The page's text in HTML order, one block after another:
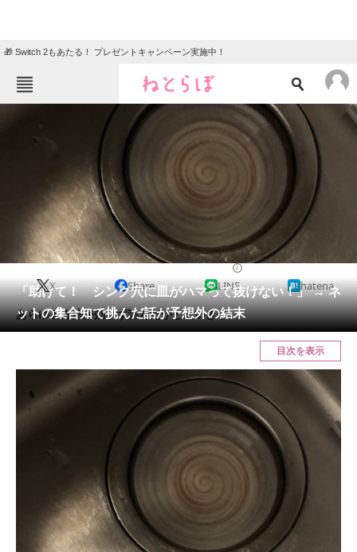
🎁 Switch 2もあたる！ プレゼントキャンペーン実施中！
ねとらぼメニュー
ニュース
クイズ
地域
住まい
動物 リサーチ
会員記事
メディア
ITの今と未来を見通す
スマホと通信の最新トレンド
進化するPCとデバイスの未来
好きが集まる 比べて選べる
ビジネスと働き方のヒント
「助けて！ シンク穴に皿がハマって抜けない！」 → ネ
ットの集合知で挑んだ話が予想外の結末
X Share LINE hatena
あらゆる方法が効かず詰んだかと思いきや。
目次を表示